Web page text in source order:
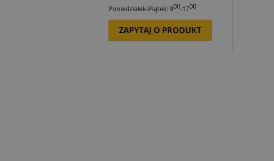
Poniedziałek-Piątek: 900-1700
ZAPYTAJ O PRODUKT